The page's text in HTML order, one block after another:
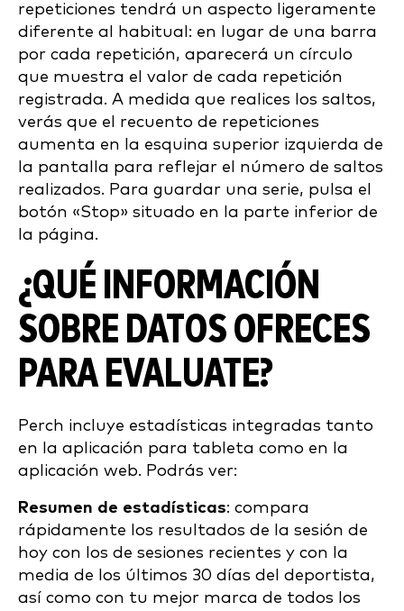
repeticiones tendrá un aspecto ligeramente
diferente al habitual: en lugar de una barra
por cada repetición, aparecerá un círculo
que muestra el valor de cada repetición
registrada. A medida que realices los saltos,
verás que el recuento de repeticiones
aumenta en la esquina superior izquierda de
la pantalla para reflejar el número de saltos
realizados. Para guardar una serie, pulsa el
botón «Stop» situado en la parte inferior de
la página.
¿QUÉ INFORMACIÓN
SOBRE DATOS OFRECES
PARA EVALUATE?
Perch incluye estadísticas integradas tanto
en la aplicación para tableta como en la
aplicación web. Podrás ver:
Resumen de estadísticas: compara
rápidamente los resultados de la sesión de
hoy con los de sesiones recientes y con la
media de los últimos 30 días del deportista,
así como con tu mejor marca de todos los